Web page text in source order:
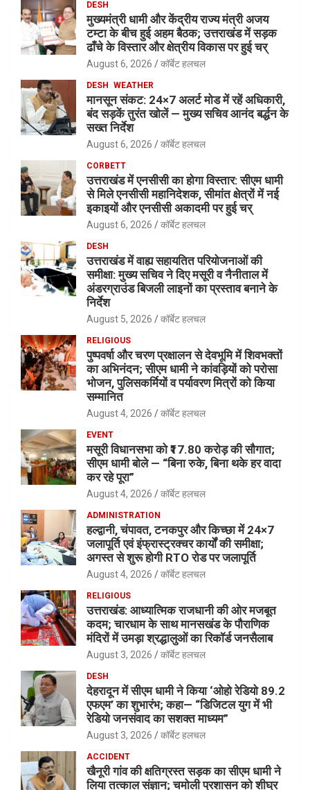
DESH
मुख्यमंत्री धामी और केंद्रीय राज्य मंत्री अजय
टम्टा के बीच हुई अहम बैठक; उत्तराखंड में सड़क
ढाँचे के विस्तार और क्षेत्रीय विकास पर हुई चर्
August 6, 2026 कॉर्बेट हलचल
DESH WEATHER
मानसून संकट: 24×7 अलर्ट मोड में रहें अधिकारी,
बंद सड़कें तुरंत खोलें — मुख्य सचिव आनंद बर्द्धन के
सख्त निर्देश
August 6, 2026 कॉर्बेट हलचल
CORBETT
उत्तराखंड में एनसीसी का होगा विस्तार: सीएम धामी
से मिले एनसीसी महानिदेशक, सीमांत क्षेत्रों में नई
इकाइयों और एनसीसी अकादमी पर हुई चर्
August 6, 2026 कॉर्बेट हलचल
DESH
उत्तराखंड में वाह्य सहायतित परियोजनाओं की
समीक्षा: मुख्य सचिव ने दिए मसूरी व नैनीताल में
अंडरग्राउंड बिजली लाइनों का प्रस्ताव बनाने के
निर्देश
August 5, 2026 कॉर्बेट हलचल
RELIGIOUS
पुष्पवर्षा और चरण प्रक्षालन से देवभूमि में शिवभक्तों
का अभिनंदन; सीएम धामी ने कांवड़ियों को परोसा
भोजन, पुलिसकर्मियों व पर्यावरण मित्रों को किया
सम्मानित
August 4, 2026 कॉर्बेट हलचल
EVENT
मसूरी विधानसभा को ₹17.80 करोड़ की सौगात;
सीएम धामी बोले — “बिना रुके, बिना थके हर वादा
कर रहे पूरा”
August 4, 2026 कॉर्बेट हलचल
ADMINISTRATION
हल्द्वानी, चंपावत, टनकपुर और किच्छा में 24×7
जलापूर्ति एवं इंफ्रास्ट्रक्चर कार्यों की समीक्षा;
अगस्त से शुरू होगी RTO रोड पर जलापूर्ति
August 4, 2026 कॉर्बेट हलचल
RELIGIOUS
उत्तराखंड: आध्यात्मिक राजधानी की ओर मजबूत
कदम; चारधाम के साथ मानसखंड के पौराणिक
मंदिरों में उमड़ा श्रद्धालुओं का रिकॉर्ड जनसैलाब
August 3, 2026 कॉर्बेट हलचल
DESH
देहरादून में सीएम धामी ने किया ‘ओहो रेडियो 89.2
एफएम’ का शुभारंभ; कहा— “डिजिटल युग में भी
रेडियो जनसंवाद का सशक्त माध्यम”
August 3, 2026 कॉर्बेट हलचल
ACCIDENT
खैनूरी गांव की क्षतिग्रस्त सड़क का सीएम धामी ने
लिया तत्काल संज्ञान; चमोली प्रशासन को शीघ्र